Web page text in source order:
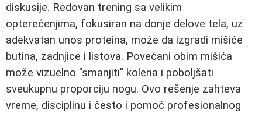
diskusije. Redovan trening sa velikim
opterećenjima, fokusiran na donje delove tela, uz
adekvatan unos proteina, može da izgradi mišiće
butina, zadnjice i listova. Povećani obim mišića
može vizuelno "smanjiti" kolena i poboljšati
sveukupnu proporciju nogu. Ovo rešenje zahteva
vreme, disciplinu i često i pomoć profesionalnog